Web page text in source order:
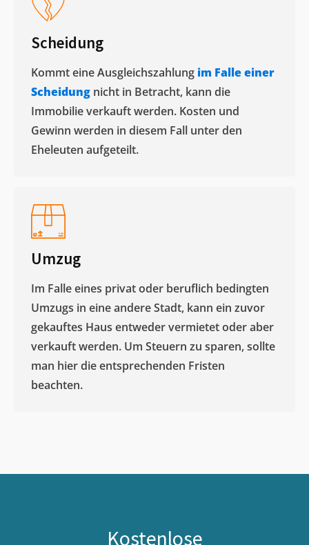
Scheidung
Kommt eine Ausgleichszahlung im Falle einer
Scheidung nicht in Betracht, kann die
Immobilie verkauft werden. Kosten und
Gewinn werden in diesem Fall unter den
Eheleuten aufgeteilt.​
Umzug
Im Falle eines privat oder beruflich bedingten
Umzugs in eine andere Stadt, kann ein zuvor
gekauftes Haus entweder vermietet oder aber
verkauft werden. Um Steuern zu sparen, sollte
man hier die entsprechenden Fristen
beachten.
Kostenlose